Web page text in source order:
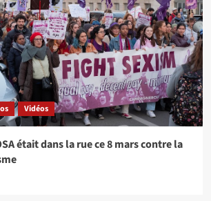
Vidéos
était dans la rue ce 8 mars contre la